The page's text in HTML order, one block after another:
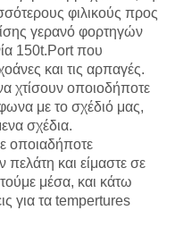
φιλικούς προς
γερανό φορτηγών
150t.Port που
και τις αρπαγές.
χτίσουν οποιοδήποτε
με το σχέδιό μας,
σχέδια.
οποιαδήποτε
πελάτη και είμαστε σε
μέσα, και κάτω
για τα tempertures